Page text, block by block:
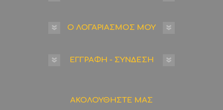
Ο ΛΟΓΑΡΙΑΣΜΟΣ ΜΟΥ
ΕΓΓΡΑΦΗ - ΣΥΝΔΕΣΗ
ΑΚΟΛΟΥΘΗΣΤΕ ΜΑΣ